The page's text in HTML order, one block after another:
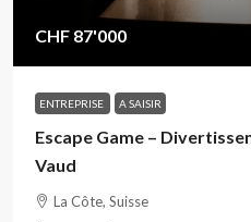
CHF 87'000
ENTREPRISE A SAISIR
Escape Game –
Vaud
La Côte, Suisse